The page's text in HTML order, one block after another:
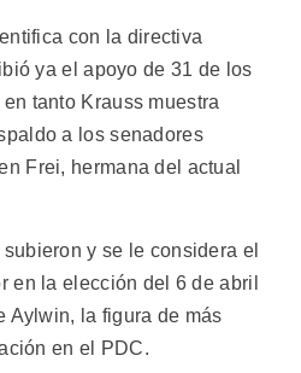
con la directiva
ya el apoyo de 31 de los
tanto Krauss muestra
a los senadores
Frei, hermana del actual
y se le considera el
en la elección del 6 de abril
Aylwin, la figura de más
en el PDC.